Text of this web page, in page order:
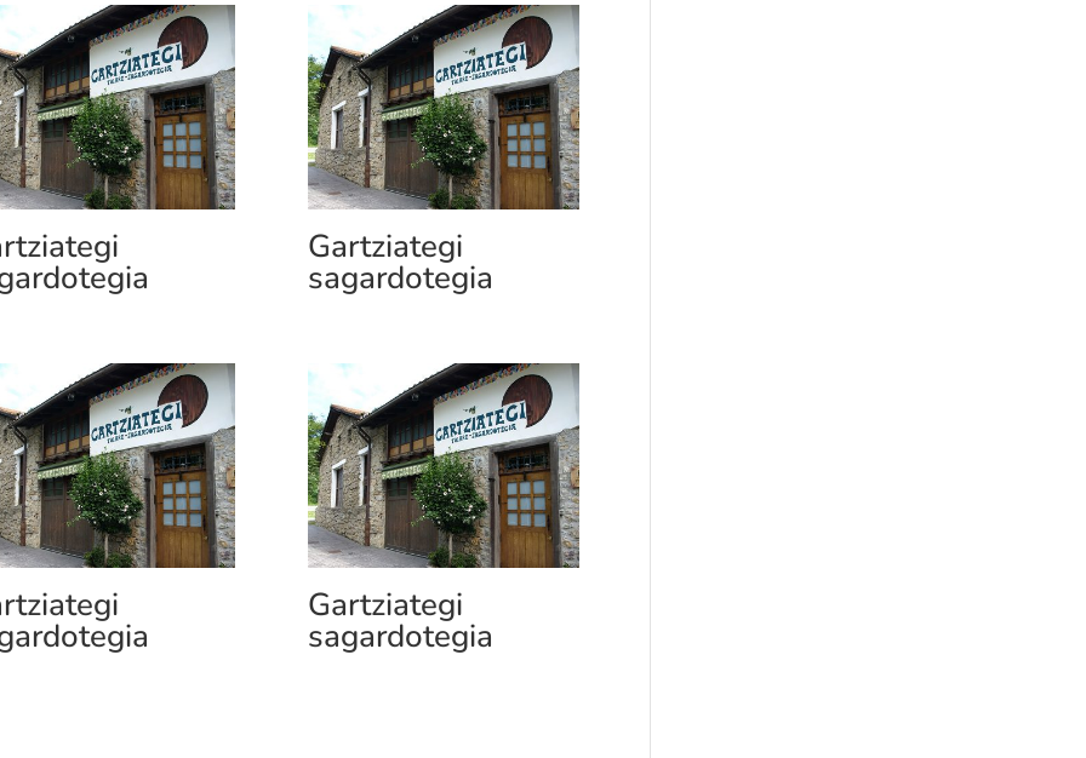
Gartziategi
sagardotegia
Gartziategi
sagardotegia